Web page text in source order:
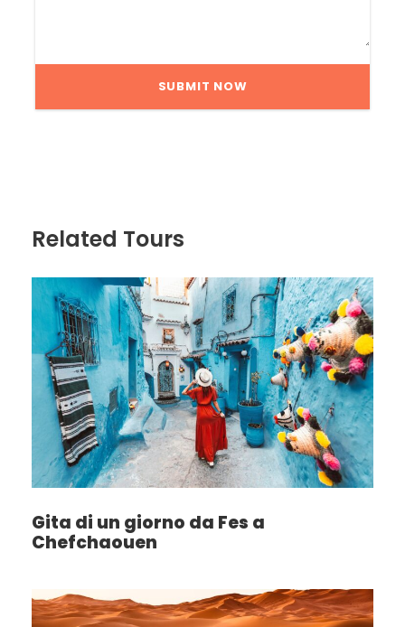
Related Tours
Gita di un giorno da Fes a
Chefchaouen